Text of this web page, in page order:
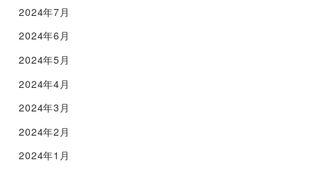
2024年7月
2024年6月
2024年5月
2024年4月
2024年3月
2024年2月
2024年1月